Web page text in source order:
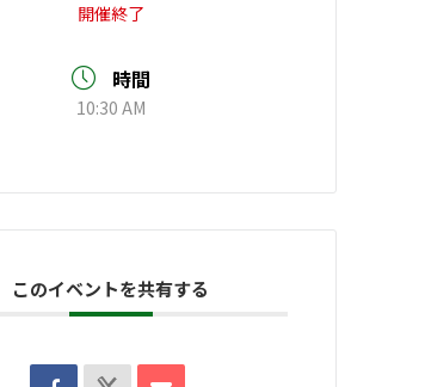
開催終了
時間
10:30 AM
このイベントを共有する